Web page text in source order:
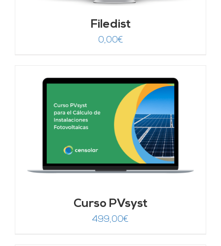
Filedist
0,00€
Curso PVsyst
499,00€